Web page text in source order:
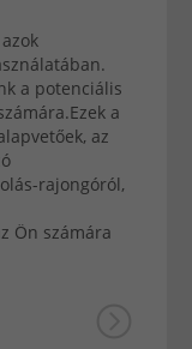
a potenciális
a
az
rajongóról,
Ön számára